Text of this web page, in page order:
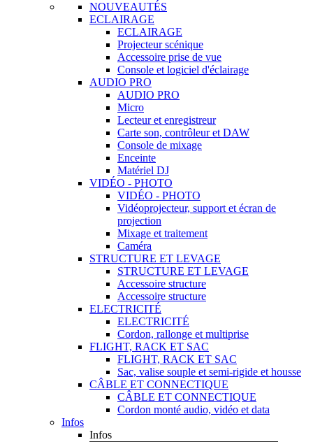
NOUVEAUTÉS
ECLAIRAGE
ECLAIRAGE
Projecteur scénique
Accessoire prise de vue
Console et logiciel d'éclairage
AUDIO PRO
AUDIO PRO
Micro
Lecteur et enregistreur
Carte son, contrôleur et DAW
Console de mixage
Enceinte
Matériel DJ
VIDÉO - PHOTO
VIDÉO - PHOTO
Vidéoprojecteur, support et écran de
projection
Mixage et traitement
Caméra
STRUCTURE ET LEVAGE
STRUCTURE ET LEVAGE
Accessoire structure
Accessoire structure
ELECTRICITÉ
ELECTRICITÉ
Cordon, rallonge et multiprise
FLIGHT, RACK ET SAC
FLIGHT, RACK ET SAC
Sac, valise souple et semi-rigide et housse
CÂBLE ET CONNECTIQUE
CÂBLE ET CONNECTIQUE
Cordon monté audio, vidéo et data
Infos
Infos